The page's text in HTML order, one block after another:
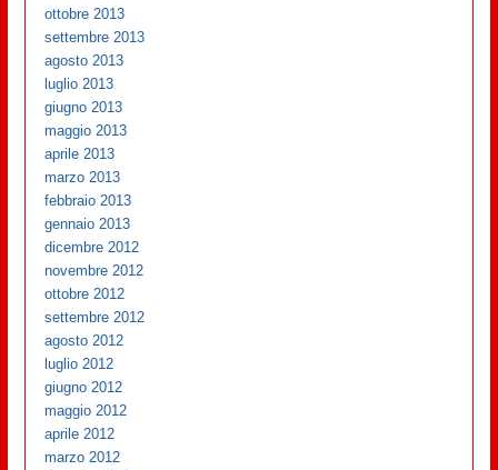
ottobre 2013
settembre 2013
agosto 2013
luglio 2013
giugno 2013
maggio 2013
aprile 2013
marzo 2013
febbraio 2013
gennaio 2013
dicembre 2012
novembre 2012
ottobre 2012
settembre 2012
agosto 2012
luglio 2012
giugno 2012
maggio 2012
aprile 2012
marzo 2012